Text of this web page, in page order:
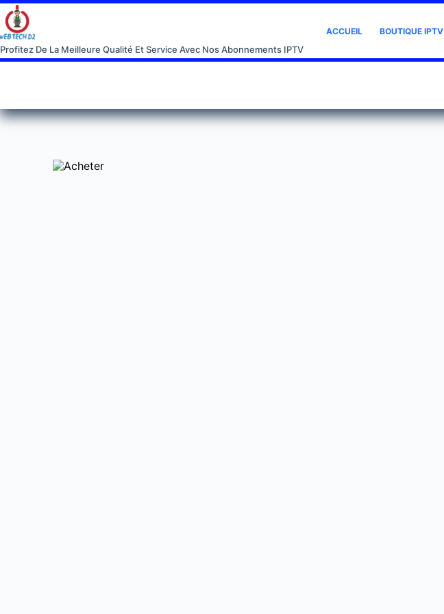
Profitez De La Meilleure Qualité Et Service Avec Nos Abonnements IPTV
ACCUEIL BOUTIQUE IPTV